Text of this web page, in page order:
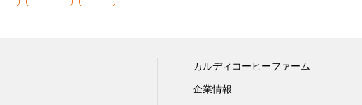
カルディコーヒーファーム
企業情報